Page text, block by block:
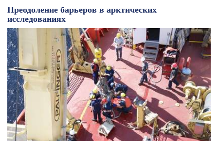
Преодоление барьеров в арктических
исследованиях